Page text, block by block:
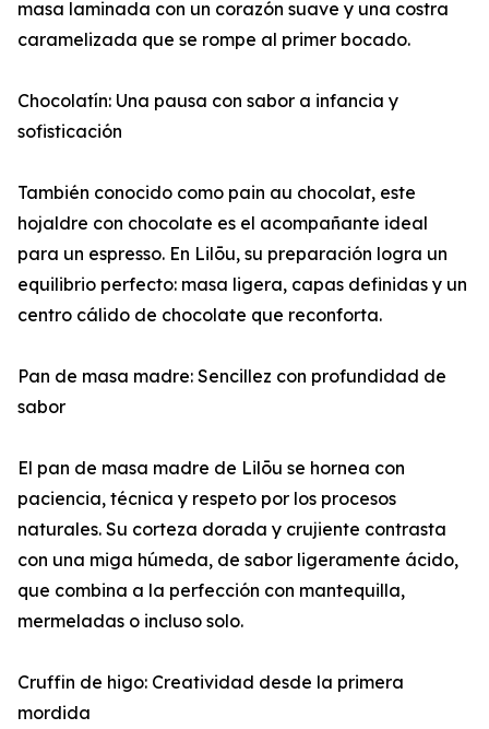
masa laminada con un corazón suave y una costra
caramelizada que se rompe al primer bocado.
Chocolatín: Una pausa con sabor a infancia y
sofisticación
También conocido como pain au chocolat, este
hojaldre con chocolate es el acompañante ideal
para un espresso. En Lilōu, su preparación logra un
equilibrio perfecto: masa ligera, capas definidas y un
centro cálido de chocolate que reconforta.
Pan de masa madre: Sencillez con profundidad de
sabor
El pan de masa madre de Lilōu se hornea con
paciencia, técnica y respeto por los procesos
naturales. Su corteza dorada y crujiente contrasta
con una miga húmeda, de sabor ligeramente ácido,
que combina a la perfección con mantequilla,
mermeladas o incluso solo.
Cruffin de higo: Creatividad desde la primera
mordida